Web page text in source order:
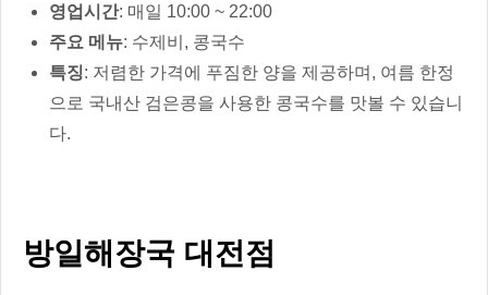
영업시간: 매일 10:00 ~ 22:00
주요 메뉴: 수제비, 콩국수
특징: 저렴한 가격에 푸짐한 양을 제공하며, 여름 한정
으로 국내산 검은콩을 사용한 콩국수를 맛볼 수 있습니
다.
방일해장국 대전점